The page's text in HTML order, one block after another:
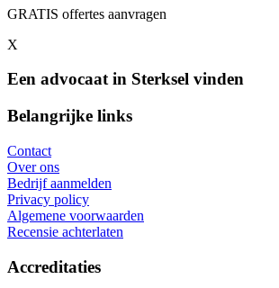
GRATIS offertes aanvragen
X
Een advocaat in Sterksel vinden
Belangrijke links
Contact
Over ons
Bedrijf aanmelden
Privacy policy
Algemene voorwaarden
Recensie achterlaten
Accreditaties